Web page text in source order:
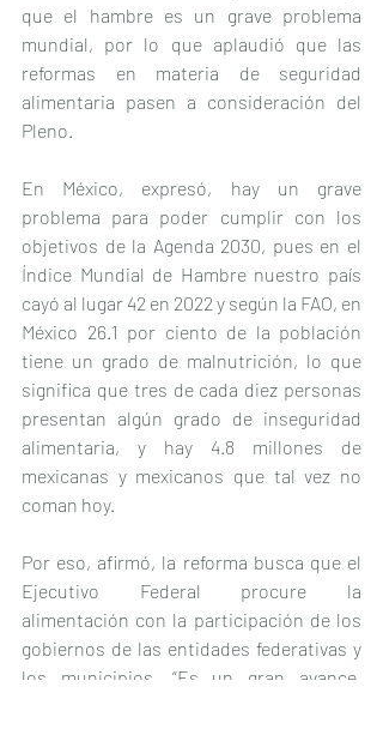
que el hambre es un grave problema
mundial, por lo que aplaudió que las
reformas en materia de seguridad
alimentaria pasen a consideración del
Pleno.
En México, expresó, hay un grave
problema para poder cumplir con los
objetivos de la Agenda 2030, pues en el
Índice Mundial de Hambre nuestro país
cayó al lugar 42 en 2022 y según la FAO, en
México 26.1 por ciento de la población
tiene un grado de malnutrición, lo que
significa que tres de cada diez personas
presentan algún grado de inseguridad
alimentaria, y hay 4.8 millones de
mexicanas y mexicanos que tal vez no
coman hoy.
Por eso, afirmó, la reforma busca que el
Ejecutivo Federal procure la
alimentación con la participación de los
gobiernos de las entidades federativas y
los municipios. “Es un gran avance,